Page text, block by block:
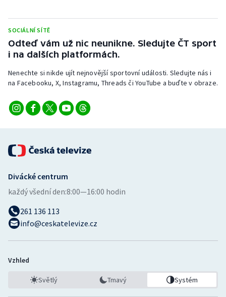
SOCIÁLNÍ SÍTĚ
Odteď vám už nic neunikne. Sledujte ČT sport
i na dalších platformách.
Nenechte si nikde ujít nejnovější sportovní události. Sledujte nás i
na Facebooku, X, Instagramu, Threads či YouTube a buďte v obraze.
Divácké centrum
každý všední den:8:00—16:00 hodin
261 136 113
info@ceskatelevize.cz
Vzhled
Světlý Tmavý Systém